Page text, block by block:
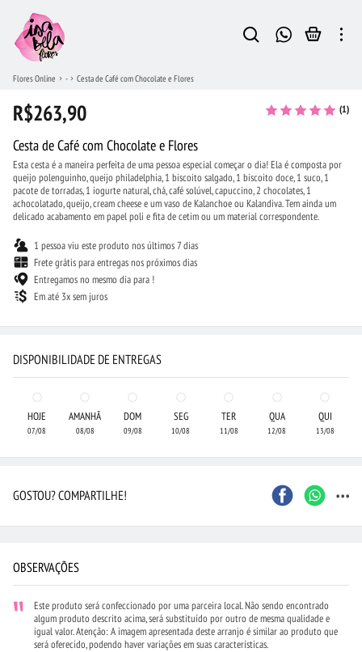
Flores Online - Cesta de Café com Chocolate e Flores
R$263,90 (1)
Cesta de Café com Chocolate e Flores
Esta cesta é a maneira perfeita de uma pessoa especial começar o dia! Ela é composta por
queijo polenguinho, queijo philadelphia, 1 biscoito salgado, 1 biscoito doce, 1 suco, 1
pacote de torradas, 1 iogurte natural, chá, café solúvel, capuccino, 2 chocolates, 1
achocolatado, queijo, cream cheese e um vaso de Kalanchoe ou Kalandiva. Tem ainda um
delicado acabamento em papel poli e fita de cetim ou um material correspondente.
1 pessoa viu este produto nos últimos 7 dias
Frete grátis para entregas nos próximos dias
Entregamos no mesmo dia para !
Em até 3x sem juros
DISPONIBILIDADE DE ENTREGAS
HOJE
07/08
AMANHÃ
08/08
DOM
09/08
SEG
10/08
TER
11/08
QUA
12/08
QUI
13/08
GOSTOU? COMPARTILHE! ...
OBSERVAÇÕES
Este produto será confeccionado por uma parceira local. Não sendo encontrado
algum produto descrito acima, será substituído por outro de mesma qualidade e
igual valor. Atenção: A imagem apresentada deste arranjo é similar ao produto que
será oferecido, podendo haver variações em suas características.